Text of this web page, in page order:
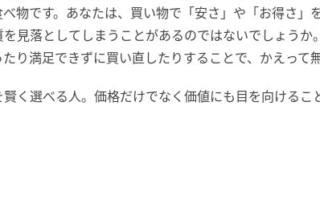
物です。あなたは、買い物で「安さ」や「お得さ」
見落としてしまうことがあるのではないでしょうか
り満足できずに買い直したりすることで、かえって
く選べる人。価格だけでなく価値にも目を向けるこ